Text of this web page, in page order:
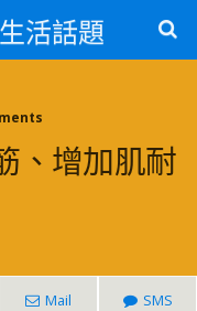
活話題
、增加肌耐
Mail SMS